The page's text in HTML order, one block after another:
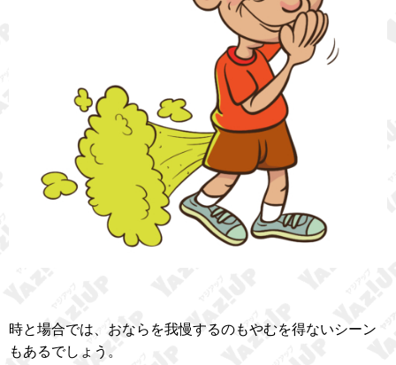
時と場合では、おならを我慢するのもやむを得ないシーン
もあるでしょう。